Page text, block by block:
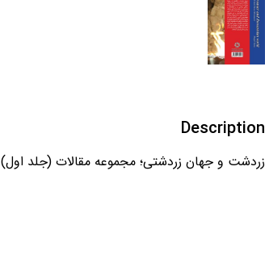
Description
زردشت و جهان زردشتی؛ مجموعه مقالات (جلد اول)